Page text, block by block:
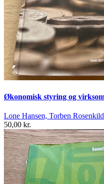
Økonomisk styring og
Lone Hansen, Torben
50,00 kr.